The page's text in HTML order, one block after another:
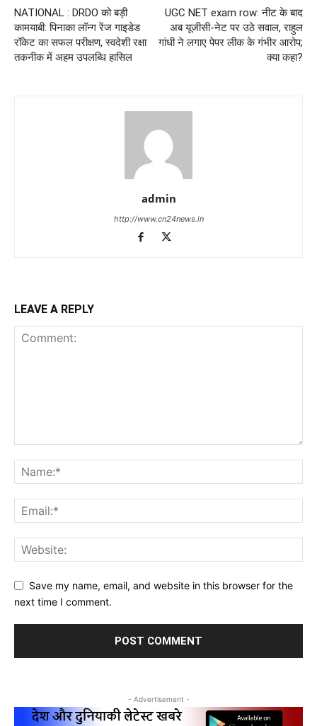
NATIONAL : DRDO को बड़ी
कामयाबी: पिनाका लॉन्ग रेंज गाइडेड
रॉकेट का सफल परीक्षण, स्वदेशी रक्षा
तकनीक में अहम उपलब्धि हासिल
UGC NET exam row: नीट के बाद
अब यूजीसी-नेट पर उठे सवाल, राहुल
गांधी ने लगाए पेपर लीक के गंभीर आरोप;
क्या कहा?
admin
http://www.cn24news.in
LEAVE A REPLY
Save my name, email, and website in this browser for the
next time I comment.
- Advertisement -